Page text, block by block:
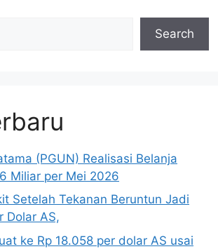
Search
(PGUN) Realisasi Belanja
Miliar per Mei 2026
Setelah Tekanan Beruntun Jadi
Dolar AS,
ke Rp 18.058 per dolar AS usai